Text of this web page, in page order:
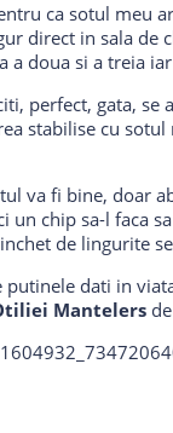
ca sotul meu
direct in sala de
a doua si a treia
perfect, gata,
stabilise cu
va fi bine, doar
un chip sa-l faca
de lingurite
dati in
Mantelers